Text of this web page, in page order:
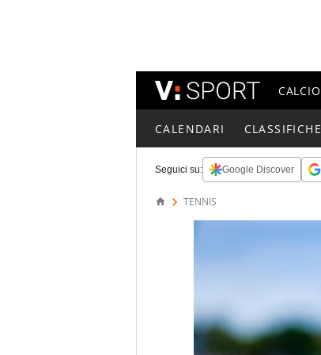
CALCIO
CALENDARI CLASSIFICHE
Seguici su: Google Discover
TENNIS